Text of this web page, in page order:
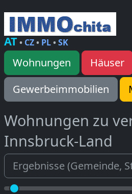
AT• CZ• PL•SK
Wohnungen Häuser
Gewerbeimmobilien
Wohnungen zu
Innsbruck-Land